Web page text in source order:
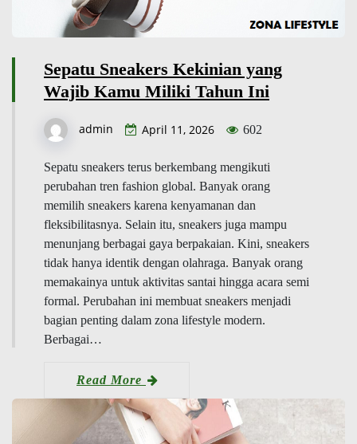
Sepatu Sneakers Kekinian yang
Wajib Kamu Miliki Tahun Ini
admin April 11, 2026 602
Sepatu sneakers terus berkembang mengikuti
perubahan tren fashion global. Banyak orang
memilih sneakers karena kenyamanan dan
fleksibilitasnya. Selain itu, sneakers juga mampu
menunjang berbagai gaya berpakaian. Kini, sneakers
tidak hanya identik dengan olahraga. Banyak orang
memakainya untuk aktivitas santai hingga acara semi
formal. Perubahan ini membuat sneakers menjadi
bagian penting dalam zona lifestyle modern.
Berbagai…
Read More